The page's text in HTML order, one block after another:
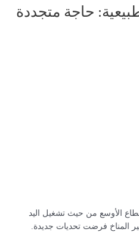
حاجة متجددة
الأوسع من حيث تشغيل اليد
المناخ فرضت تحديات جديدة.